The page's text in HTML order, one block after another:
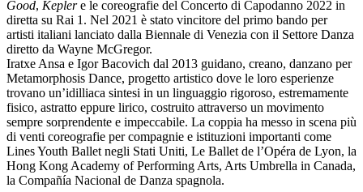
Good, Keplere le coreografie del Concerto di Capodanno 2022 in
diretta su Rai 1. Nel 2021 è stato vincitore del primo bando per
artisti italiani lanciato dalla Biennale di Venezia con il Settore Danza
diretto da Wayne McGregor.
Iratxe Ansa e Igor Bacovich dal 2013 guidano, creano, danzano per
Metamorphosis Dance, progetto artistico dove le loro esperienze
trovano un’idilliaca sintesi in un linguaggio rigoroso, estremamente
fisico, astratto eppure lirico, costruito attraverso un movimento
sempre sorprendente e impeccabile. La coppia ha messo in scena più
di venti coreografie per compagnie e istituzioni importanti come
Lines Youth Ballet negli Stati Uniti, Le Ballet de l’Opéra de Lyon, la
Hong Kong Academy of Performing Arts, Arts Umbrella in Canada,
la Compañía Nacional de Danza spagnola.